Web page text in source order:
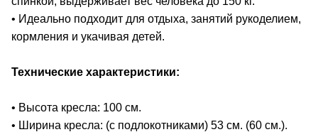
• Идеально подходит для отдыха, занятий рукоделием,
кормления и укачивая детей.
Технические характеристики:
• Высота кресла: 100 см.
• Ширина кресла: (с подлокотниками) 53 см. (60 см.).